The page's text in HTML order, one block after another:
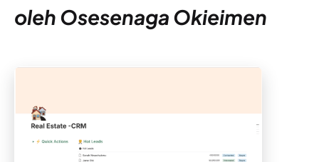
oleh Osesenaga Okieimen